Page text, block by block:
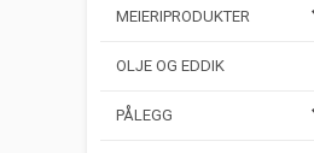
MEIERIPRODUKTER
OLJE OG EDDIK
PÅLEGG